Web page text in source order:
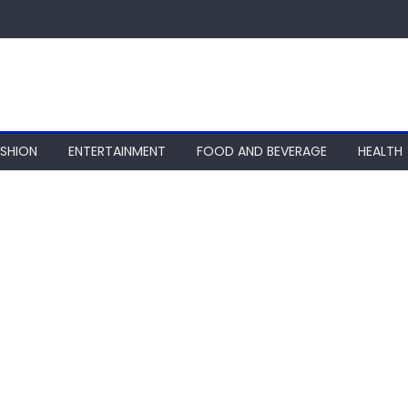
ENTERTAINMENT FOOD AND BEVERAGE HEALTH